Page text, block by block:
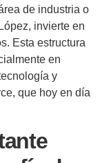
de industria o
invierte en
Esta estructura
en
y
que hoy en día